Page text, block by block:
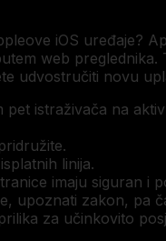
iOS uređaje?
web
udvostručiti novu
istraživača na
linija.
imaju siguran i
upoznati zakon, pa
za učinkovito